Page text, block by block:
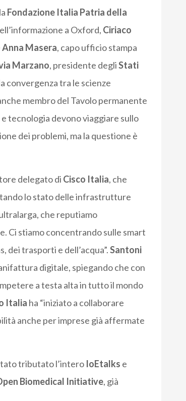
Fondazione Italia Patria della
a Oxford, Ciriaco
Anna Masera, capo ufficio stampa
Marzano, presidente degliStati
convergenza tra le scienze
membro del Tavolo permanente
tecnologia devono viaggiare sullo
dei problemi, ma la questione è
delegato di Cisco Italia, che
lo stato delle infrastrutture
che reputiamo
Ci stiamo concentrando sulle smart
dei trasporti e dell’acqua”.Santoni
digitale, spiegando che con
a testa alta in tutto il mondo
Italia ha “iniziato a collaborare
anche per imprese già affermate
tributato l’intero IoEtalks e
Biomedical Initiative, già